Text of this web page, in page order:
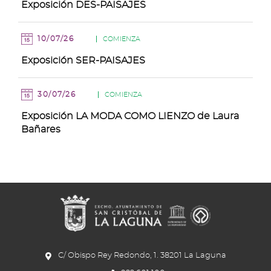
Exposición DES-PAISAJES
10/07/26 COMIENZA
Exposición SER-PAISAJES
30/07/26 COMIENZA
Exposición LA MODA COMO LIENZO de Laura
Bañares
C/ Obispo Rey Redondo, 1. 38201 La Laguna